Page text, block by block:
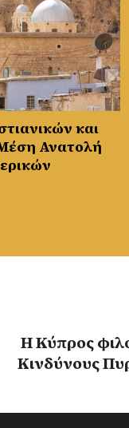
και
Ανατολή
Η Κύπρος
Κινδύνους